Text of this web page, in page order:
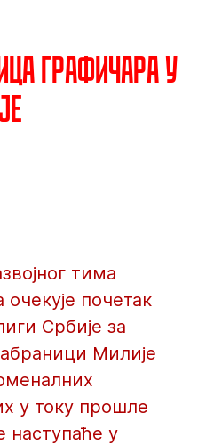
Графичара у
тима
очекује почетак
Србије за
Милије
у току прошле
наступаће у